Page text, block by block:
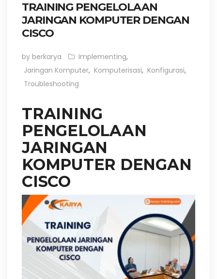
TRAINING PENGELOLAAN
JARINGAN KOMPUTER DENGAN
CISCO
by berkarya Implementing,
Jaringan Komputer, Komputerisasi, Konfigurasi,
Troubleshooting
TRAINING
PENGELOLAAN
JARINGAN
KOMPUTER DENGAN
CISCO